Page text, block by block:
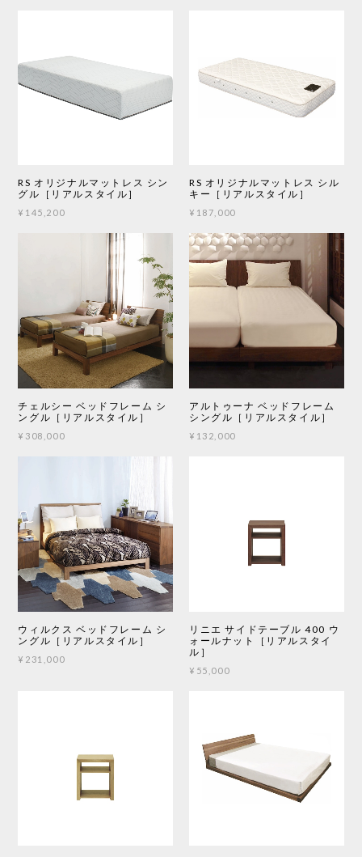
RS オリジナルマットレス シン
グル［リアルスタイル］
¥145,200
RS オリジナルマットレス シル
キー［リアルスタイル］
¥187,000
チェルシー ベッドフレーム シ
ングル［リアルスタイル］
¥308,000
アルトゥーナ ベッドフレーム
シングル［リアルスタイル］
¥132,000
ウィルクス ベッドフレーム シ
ングル［リアルスタイル］
¥231,000
リニエ サイドテーブル 400 ウ
ォールナット［リアルスタイ
ル］
¥55,000